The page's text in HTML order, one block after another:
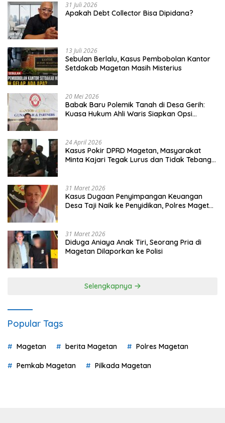
31 Juli 2026
Apakah Debt Collector Bisa Dipidana?
13 Juli 2026
Sebulan Berlalu, Kasus Pembobolan Kantor
Setdakab Magetan Masih Misterius
20 Mei 2026
Babak Baru Polemik Tanah di Desa Gerih:
Kuasa Hukum Ahli Waris Siapkan Opsi
24 April 2026
Kasus Pokir DPRD Magetan, Masyarakat
Minta Kajari Tegak Lurus dan Tidak Tebang
31 Maret 2026
Kasus Dugaan Penyimpangan Keuangan
Desa Taji Naik ke Penyidikan, Polres Magetan
31 Maret 2026
Diduga Aniaya Anak Tiri, Seorang Pria di
Magetan Dilaporkan ke Polisi
Selengkapnya
Popular Tags
Magetan berita Magetan Polres Magetan
Pemkab Magetan Pilkada Magetan